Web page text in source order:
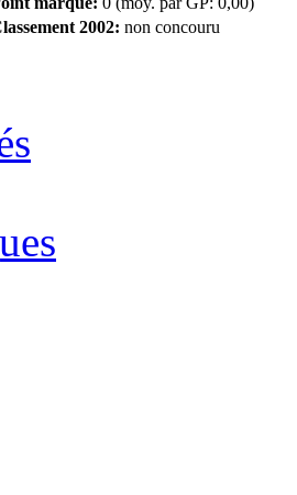
2002: non concouru